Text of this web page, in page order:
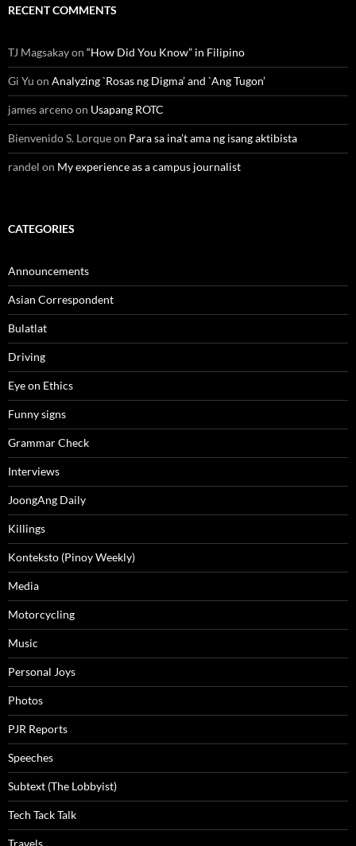
RECENT COMMENTS
TJ Magsakayon “How Did You Know” in Filipino
Gi Yu on Analyzing `Rosas ng Digma’ and `Ang Tugon’
james arcenoon Usapang ROTC
Bienvenido S. Lorqueon Para sa ina’t ama ng isang aktibista
randel on My experience as a campus journalist
CATEGORIES
Announcements
Asian Correspondent
Bulatlat
Driving
Eye on Ethics
Funny signs
Grammar Check
Interviews
JoongAng Daily
Killings
Konteksto (Pinoy Weekly)
Media
Motorcycling
Music
Personal Joys
Photos
PJR Reports
Speeches
Subtext (The Lobbyist)
Tech Tack Talk
Travels